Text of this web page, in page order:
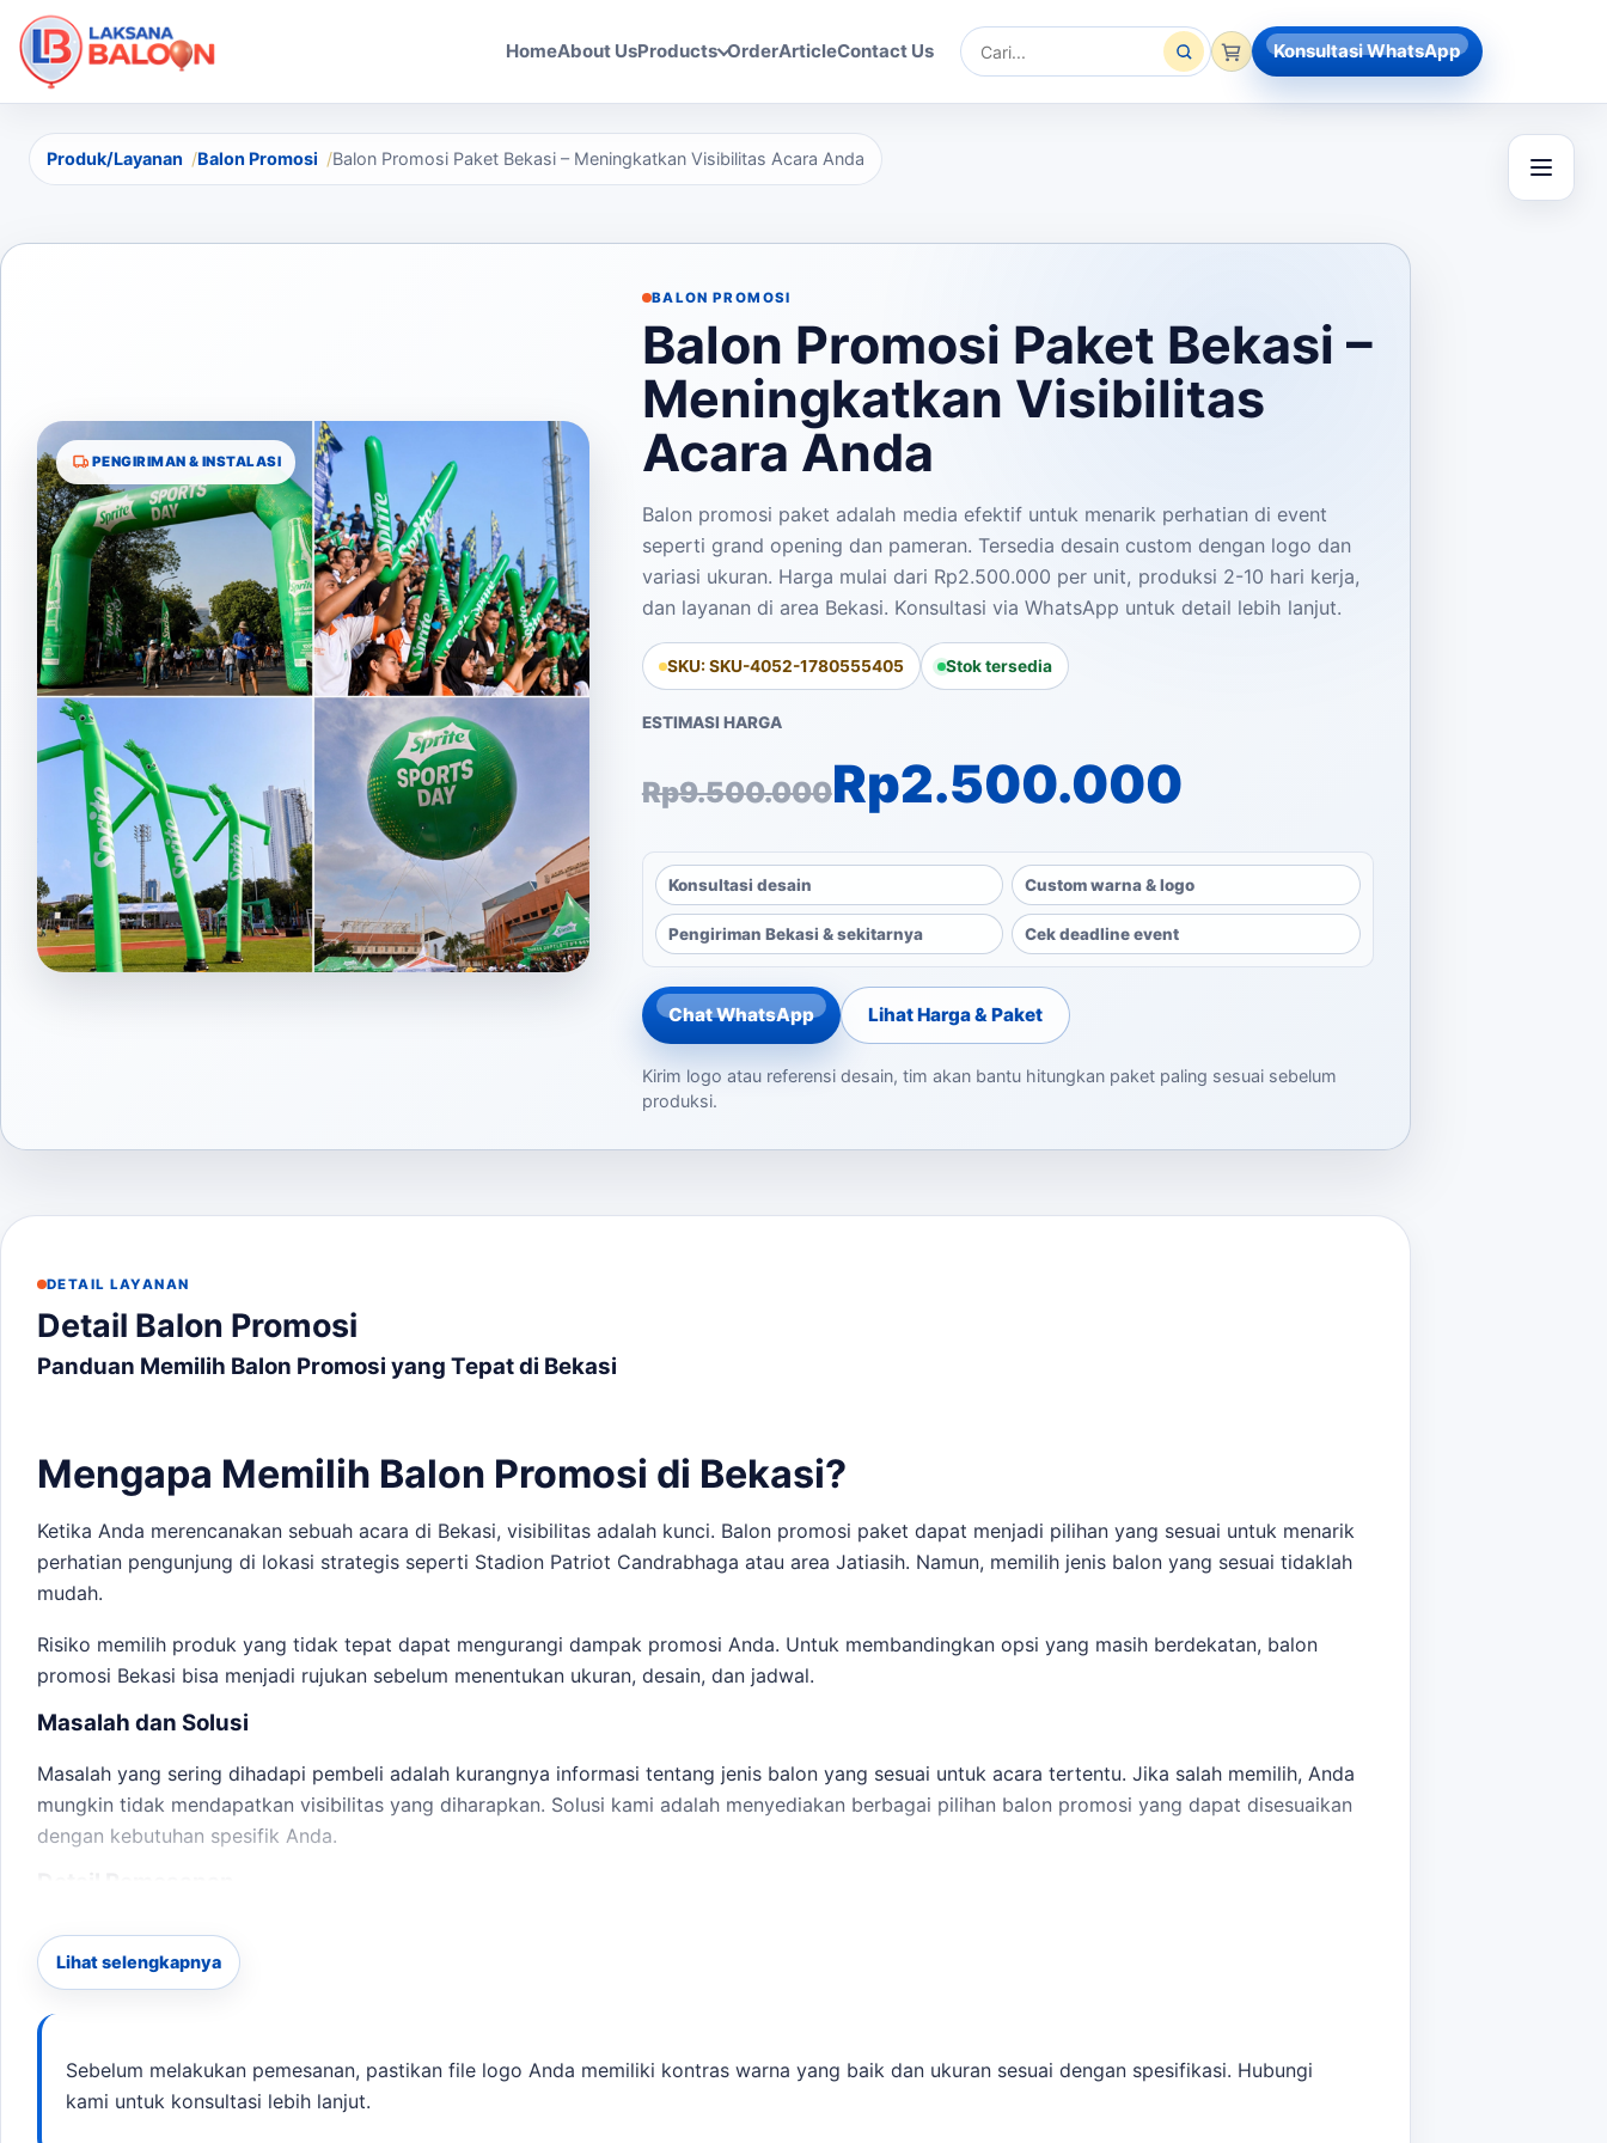
HomeAbout UsProducts OrderArticleContact Us
Cari
Konsultasi WhatsApp
Produk/Layanan Balon Promosi Balon Promosi Paket Bekasi – Meningkatkan Visibilitas Acara Anda
PENGIRIMAN & INSTALASI
BALON PROMOSI
Balon Promosi Paket Bekasi –
Meningkatkan Visibilitas
Acara Anda
Balon promosi paket adalah media efektif untuk menarik perhatian di event
seperti grand opening dan pameran. Tersedia desain custom dengan logo dan
variasi ukuran. Harga mulai dari Rp2.500.000 per unit, produksi 2-10 hari kerja,
dan layanan di area Bekasi. Konsultasi via WhatsApp untuk detail lebih lanjut.
SKU: SKU-4052-1780555405 Stok tersedia
ESTIMASI HARGA
Rp9.500.000
Harga aslinya adalah: Rp9.500.000.
Rp2.500.000
Harga saat ini adalah: Rp2.500.000.
Konsultasi desain Custom warna & logo
Pengiriman Bekasi & sekitarnya Cek deadline event
Chat WhatsApp Lihat Harga & Paket
Kirim logo atau referensi desain, tim akan bantu hitungkan paket paling sesuai sebelum
produksi.
DETAIL LAYANAN
Detail Balon Promosi
Panduan Memilih Balon Promosi yang Tepat di Bekasi
Mengapa Memilih Balon Promosi di Bekasi?
Ketika Anda merencanakan sebuah acara di Bekasi, visibilitas adalah kunci. Balon promosi paket dapat menjadi pilihan yang sesuai untuk menarik
perhatian pengunjung di lokasi strategis seperti Stadion Patriot Candrabhaga atau area Jatiasih. Namun, memilih jenis balon yang sesuai tidaklah
mudah.
Risiko memilih produk yang tidak tepat dapat mengurangi dampak promosi Anda. Untuk membandingkan opsi yang masih berdekatan, balon
promosi Bekasi bisa menjadi rujukan sebelum menentukan ukuran, desain, dan jadwal.
Masalah dan Solusi
Masalah yang sering dihadapi pembeli adalah kurangnya informasi tentang jenis balon yang sesuai untuk acara tertentu. Jika salah memilih, Anda
mungkin tidak mendapatkan visibilitas yang diharapkan. Solusi kami adalah menyediakan berbagai pilihan balon promosi yang dapat disesuaikan
dengan kebutuhan spesifik Anda.
Berikut adalah beberapa langkah yang dapat Anda ikuti untuk memesan balon promosi: Untuk membandingkan opsi yang masih berdekatan,
gate untuk event Bekasi
Kirim file logo dan spesifikasi kepada kami untuk konsultasi lebih lanjut.
Tentukan jumlah dan deadline pengiriman.
Lihat selengkapnya
Sebelum melakukan pemesanan, pastikan file logo Anda memiliki kontras warna yang baik dan ukuran sesuai dengan spesifikasi. Hubungi
kami untuk konsultasi lebih lanjut.